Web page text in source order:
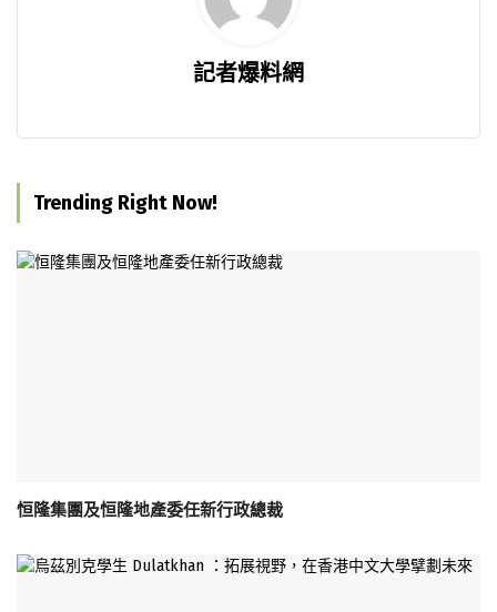
記者爆料網
Trending Right Now!
恒隆集團及恒隆地產委任新行政總裁